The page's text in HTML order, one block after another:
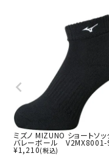
ミズノ MIZUNO ショートソ
バレーボール V2MX8001-
¥1,210(税込)